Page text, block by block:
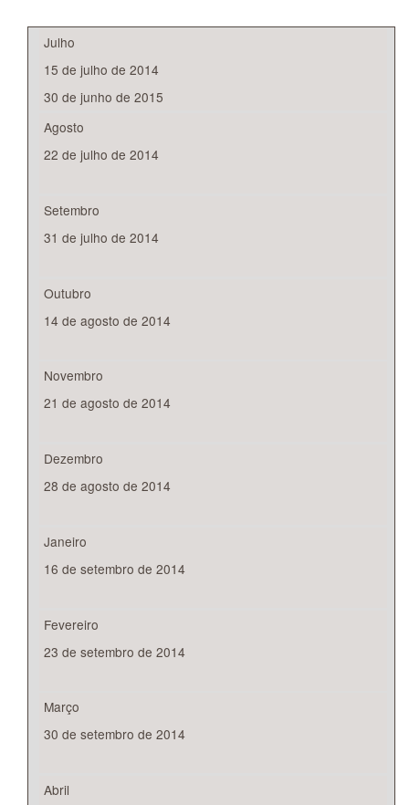
Julho
15 de julho de 2014
30 de junho de 2015
Agosto
22 de julho de 2014
Setembro
31 de julho de 2014
Outubro
14 de agosto de 2014
Novembro
21 de agosto de 2014
Dezembro
28 de agosto de 2014
Janeiro
16 de setembro de 2014
Fevereiro
23 de setembro de 2014
Março
30 de setembro de 2014
Abril